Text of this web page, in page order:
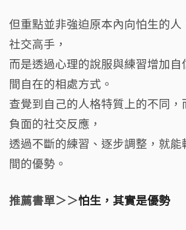
但重點並非強迫原本內向怕生的人
社交高手，
而是透過心理的說服與練習增加自
間自在的相處方式。
查覺到自己的人格特質上的不同，
負面的社交反應，
透過不斷的練習、逐步調整，就能
間的優勢。
推薦書單＞＞怕生，其實是優勢